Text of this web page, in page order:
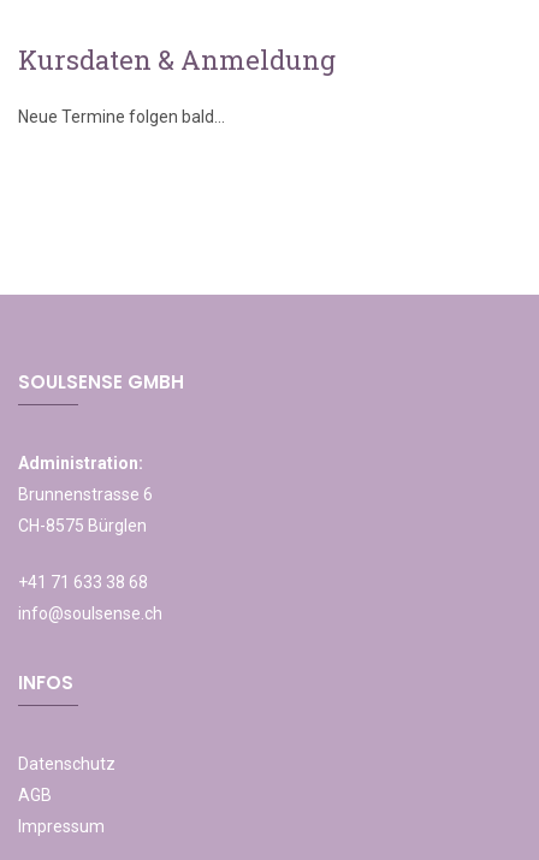
Kursdaten & Anmeldung
Neue Termine folgen bald...
SOULSENSE GMBH
Administration:
Brunnenstrasse 6
CH-8575 Bürglen
+41 71 633 38 68
info@soulsense.ch
INFOS
Datenschutz
AGB
Impressum